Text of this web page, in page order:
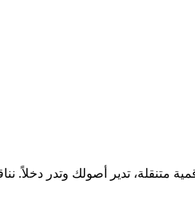
تدير أصولك وتدر دخلاً.